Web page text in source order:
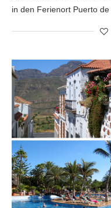
in den Ferienort Puerto de